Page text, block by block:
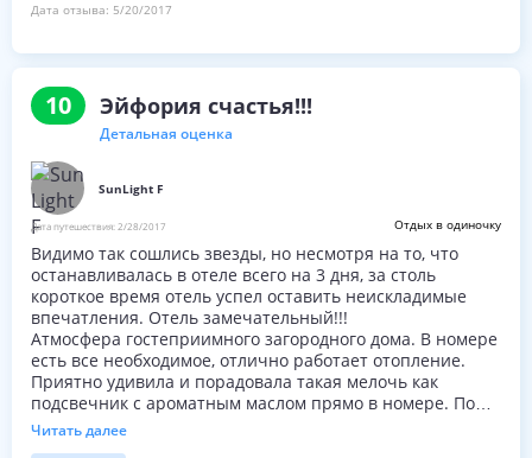
Дата отзыва: 5/20/2017
10 Эйфория счастья!!!
Детальная оценка
SunLight F
Дата путешествия: 2/28/2017 Отдых в одиночку
Видимо так сошлись звезды, но несмотря на то, что
останавливалась в отеле всего на 3 дня, за столь
короткое время отель успел оставить неискладимые
впечатления. Отель замечательный!!!
Атмосфера гостеприимного загородного дома. В номере
есть все необходимое, отлично работает отопление.
Приятно удивила и порадовала такая мелочь как
подсвечник с ароматным маслом прямо в номере. По
вечерам можно наслаждаться поблескивающим
язычком свечи. Очень уютно и романтично!
Читать далее